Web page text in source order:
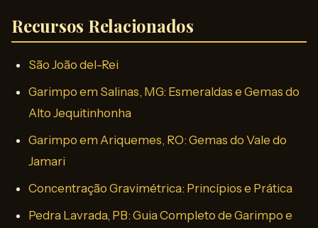
Recursos Relacionados
São João del-Rei
Garimpo em Salinas, MG: Esmeraldas e Gemas do
Alto Jequitinhonha
Garimpo em Ariquemes, RO: Gemas do Vale do
Jamari
Concentração Gravimétrica: Princípios e Prática
Pedra Lavrada, PB: Guia Completo de Garimpo e